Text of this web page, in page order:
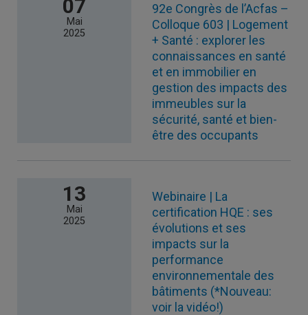
07
Mai
2025
92e Congrès de l’Acfas –
Colloque 603 | Logement
+ Santé : explorer les
connaissances en santé
et en immobilier en
gestion des impacts des
immeubles sur la
sécurité, santé et bien-
être des occupants
13
Mai
2025
Webinaire | La
certification HQE : ses
évolutions et ses
impacts sur la
performance
environnementale des
bâtiments (*Nouveau:
voir la vidéo!)